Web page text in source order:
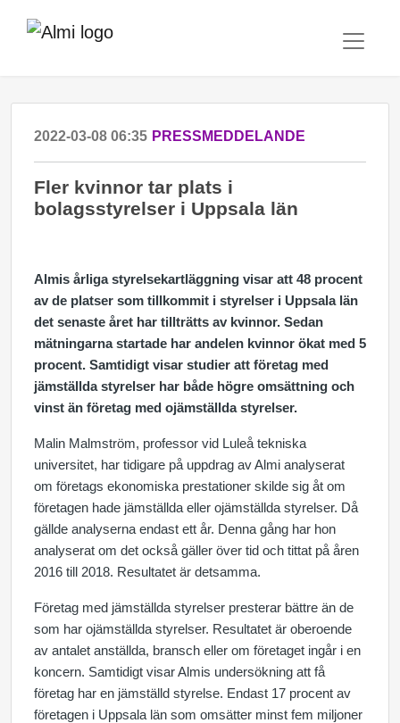
2022-03-08 06:35 PRESSMEDDELANDE
Fler kvinnor tar plats i
bolagsstyrelser i Uppsala län
Almis årliga styrelsekartläggning visar att 48 procent
av de platser som tillkommit i styrelser i Uppsala län
det senaste året har tillträtts av kvinnor. Sedan
mätningarna startade har andelen kvinnor ökat med 5
procent. Samtidigt visar studier att företag med
jämställda styrelser har både högre omsättning och
vinst än företag med ojämställda styrelser.
Malin Malmström, professor vid Luleå tekniska
universitet, har tidigare på uppdrag av Almi analyserat
om företags ekonomiska prestationer skilde sig åt om
företagen hade jämställda eller ojämställda styrelser. Då
gällde analyserna endast ett år. Denna gång har hon
analyserat om det också gäller över tid och tittat på åren
2016 till 2018. Resultatet är detsamma.
Företag med jämställda styrelser presterar bättre än de
som har ojämställda styrelser. Resultatet är oberoende
av antalet anställda, bransch eller om företaget ingår i en
koncern. Samtidigt visar Almis undersökning att få
företag har en jämställd styrelse. Endast 17 procent av
företagen i Uppsala län som omsätter minst fem miljoner